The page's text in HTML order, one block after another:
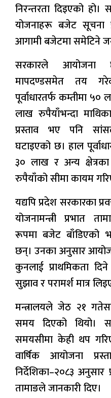
निरन्तरता दिइएको
योजनाहरू बजेट सूचना
आगामी बजेटमा समेटिने
सरकारले आयोजना
मापदण्डसमेत तय
पूर्वाधारतर्फ कम्तीमा ५०
लाख रुपैयाँभन्दा
प्रस्ताव भए पनि
घटाइएको छ। हाल
३० लाख र अन्य
रुपैयाँको सीमा कायम
यद्यपि प्रदेश सरकारका
योजनामन्त्री प्रभात
रूपमा बजेट बाँडिएको
छन्। उनका अनुसार
कुनलाई प्राथमिकता
सुझाव र परामर्श मात्र
मन्त्रालयले जेठ २१
समय दिएको थियो।
समयसीमा केही थप
वार्षिक आयोजना
निर्देशिका–२०८३ अनुसार
तामाङले जानकारी दिए।